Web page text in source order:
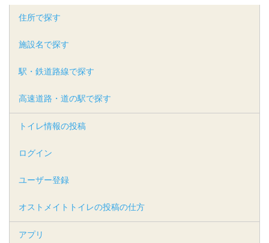
住所で探す
施設名で探す
駅・鉄道路線で探す
高速道路・道の駅で探す
トイレ情報の投稿
ログイン
ユーザー登録
オストメイトトイレの投稿の仕方
アプリ